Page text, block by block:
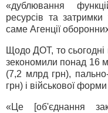
«дублювання
ресурсів та
саме Агенції
Щодо ДОТ, то
зекономили понад 16
(7,2 млрд грн),
грн) і військової
«Це [об'єднання